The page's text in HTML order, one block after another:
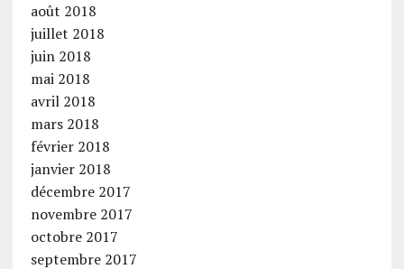
août 2018
juillet 2018
juin 2018
mai 2018
avril 2018
mars 2018
février 2018
janvier 2018
décembre 2017
novembre 2017
octobre 2017
septembre 2017